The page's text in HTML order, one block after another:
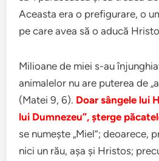
Aceasta era o prefigurare, o
pe care avea să o aducă
Milioane de miei s-au
animalelor nu are puterea de
(Matei 9, 6). Doar sângele lui
lui Dumnezeu”, şterge
se numeşte „Miel”; deoarece,
nici un rău, aşa şi Hristos;